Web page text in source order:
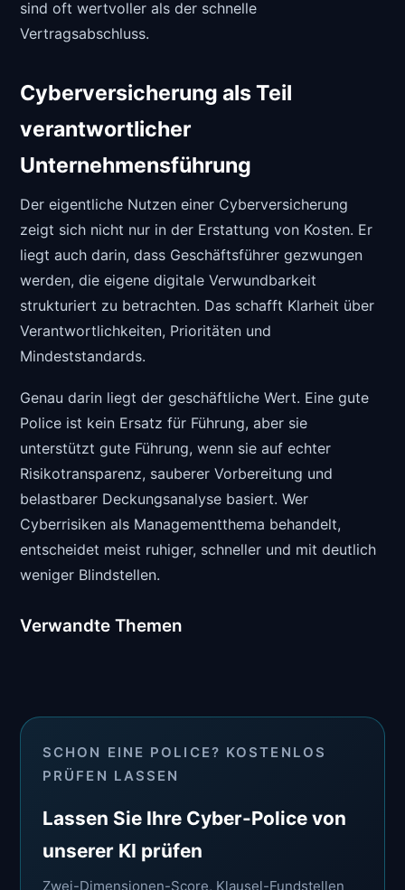
sind oft wertvoller als der schnelle
Vertragsabschluss.
Cyberversicherung als Teil
verantwortlicher
Unternehmensführung
Der eigentliche Nutzen einer Cyberversicherung
zeigt sich nicht nur in der Erstattung von Kosten. Er
liegt auch darin, dass Geschäftsführer gezwungen
werden, die eigene digitale Verwundbarkeit
strukturiert zu betrachten. Das schafft Klarheit über
Verantwortlichkeiten, Prioritäten und
Mindeststandards.
Genau darin liegt der geschäftliche Wert. Eine gute
Police ist kein Ersatz für Führung, aber sie
unterstützt gute Führung, wenn sie auf echter
Risikotransparenz, sauberer Vorbereitung und
belastbarer Deckungsanalyse basiert. Wer
Cyberrisiken als Managementthema behandelt,
entscheidet meist ruhiger, schneller und mit deutlich
weniger Blindstellen.
Verwandte Themen
SCHON EINE POLICE? KOSTENLOS
PRÜFEN LASSEN
Lassen Sie Ihre Cyber-Police von
unserer KI prüfen
Zwei-Dimensionen-Score, Klausel-Fundstellen